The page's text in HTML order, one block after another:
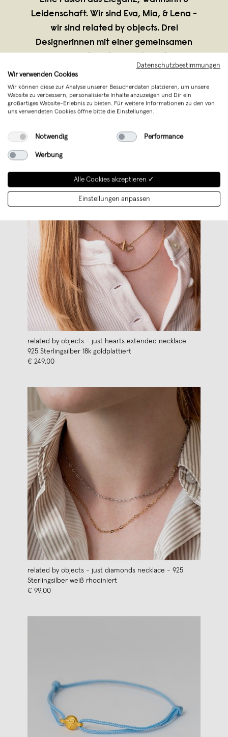
Leidenschaft. Wir sind Eva, Mia, & Lena -
wir sind related by objects. Drei
Designerinnen mit einer gemeinsamen
eigener Manufaktur zu fertigen, die
Trends immer im Blick...
Weiterlesen
related by objects - just hearts extended necklace -
925 Sterlingsilber 18k goldplattiert
€ 249,00
related by objects - just diamonds necklace - 925
Sterlingsilber weiß rhodiniert
€ 99,00
Datenschutzbestimmungen
Wir verwenden Cookies
Wir können diese zur Analyse unserer Besucherdaten platzieren, um unsere
Website zu verbessern, personalisierte Inhalte anzuzeigen und Dir ein
großartiges Website-Erlebnis zu bieten. Für weitere Informationen zu den von
uns verwendeten Cookies öffne bitte die Einstellungen.
Notwendig Performance
Werbung
Alle Cookies akzeptieren ✓
Einstellungen anpassen